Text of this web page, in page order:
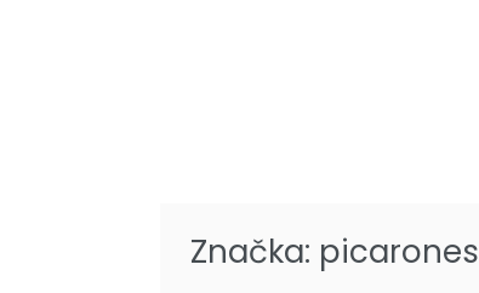
Značka: picarones